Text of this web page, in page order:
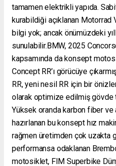
tamamen elektrikli yapıda.
kurabildiği açıklanan
bilgi yok; ancak önümüzdeki
sunulabilir.BMW, 2025
kapsamında da konsept
Concept RR’ı görücüye
RR, yeni nesil RR için bir
olarak optimize edilmiş gövde
Yüksek oranda karbon fiber ve
hazırlanan bu konsept hız
rağmen üretimden çok uzakta
performansa odaklanan
motosiklet, FIM Superbike